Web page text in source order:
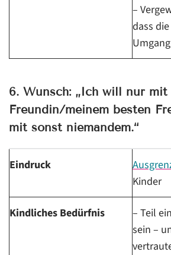
–
dass
6. Wunsch: „Ich will nur mit
Freundin/meinem besten
mit sonst niemandem.“
Eindruck
Kinder
Kindliches Bedürfnis
– Teil
sein –